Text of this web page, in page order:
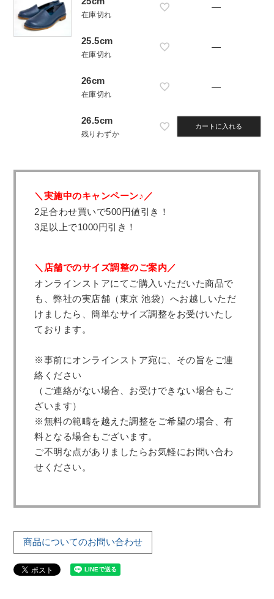
在庫切れ
—
25.5cm
在庫切れ
—
26cm
在庫切れ
—
26.5cm
残りわずか
カートに入れる
＼実施中のキャンペーン♪／
2足合わせ買いで500円値引き！
3足以上で1000円引き！
＼店舗でのサイズ調整のご案内／
オンラインストアにてご購入いただいた商品で
も、弊社の実店舗（東京 池袋）へお越しいただ
けましたら、簡単なサイズ調整をお受けいたし
ております。
※事前にオンラインストア宛に、その旨をご連
絡ください
（ご連絡がない場合、お受けできない場合もご
ざいます）
※無料の範疇を越えた調整をご希望の場合、有
料となる場合もございます。
ご不明な点がありましたらお気軽にお問い合わ
せください。
商品についてのお問い合わせ